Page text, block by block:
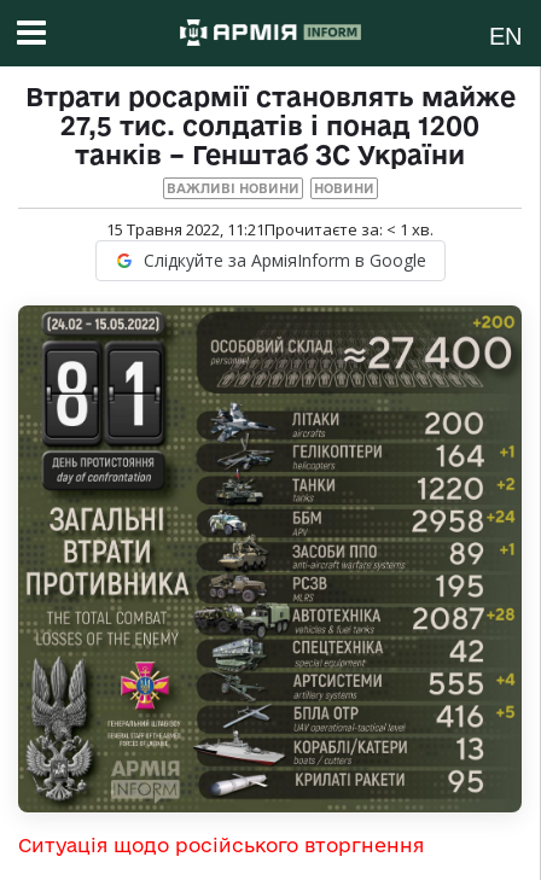
EN
Втрати росармії становлять майже
27,5 тис. солдатів і понад 1200
танків – Генштаб ЗС України
ВАЖЛИВІ НОВИНИ НОВИНИ
15 Травня 2022, 11:21Прочитаєте за: < 1 хв.
Слідкуйте за АрміяInform в Google
Ситуація щодо російського вторгнення